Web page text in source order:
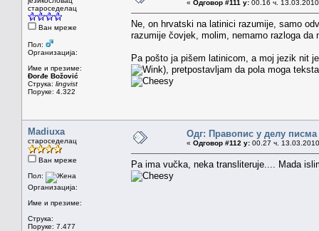
староседелац
Ван мреже
Пол:
Организација:
Име и презиме:
Đorđe Božović
Струка: lingvist
Поруке: 4.322
« Одговор #111 у: 00.16 ч.
Ne, on hrvatski na latinici razumije, samo
razumije čovjek, molim, nemamo razloga da
Pa pošto ja pišem latinicom, a moj jezik nit
), pretpostavljam da pola moga
Madiuxa
староседелац
Ван мреже
Пол:
Организација:
Име и презиме:
Струка:
Поруке: 7.477
Одг: Правопис у делу писма
« Одговор #112 у: 00.27 ч.
Pa ima vučka, neka transliteruje.... Mada